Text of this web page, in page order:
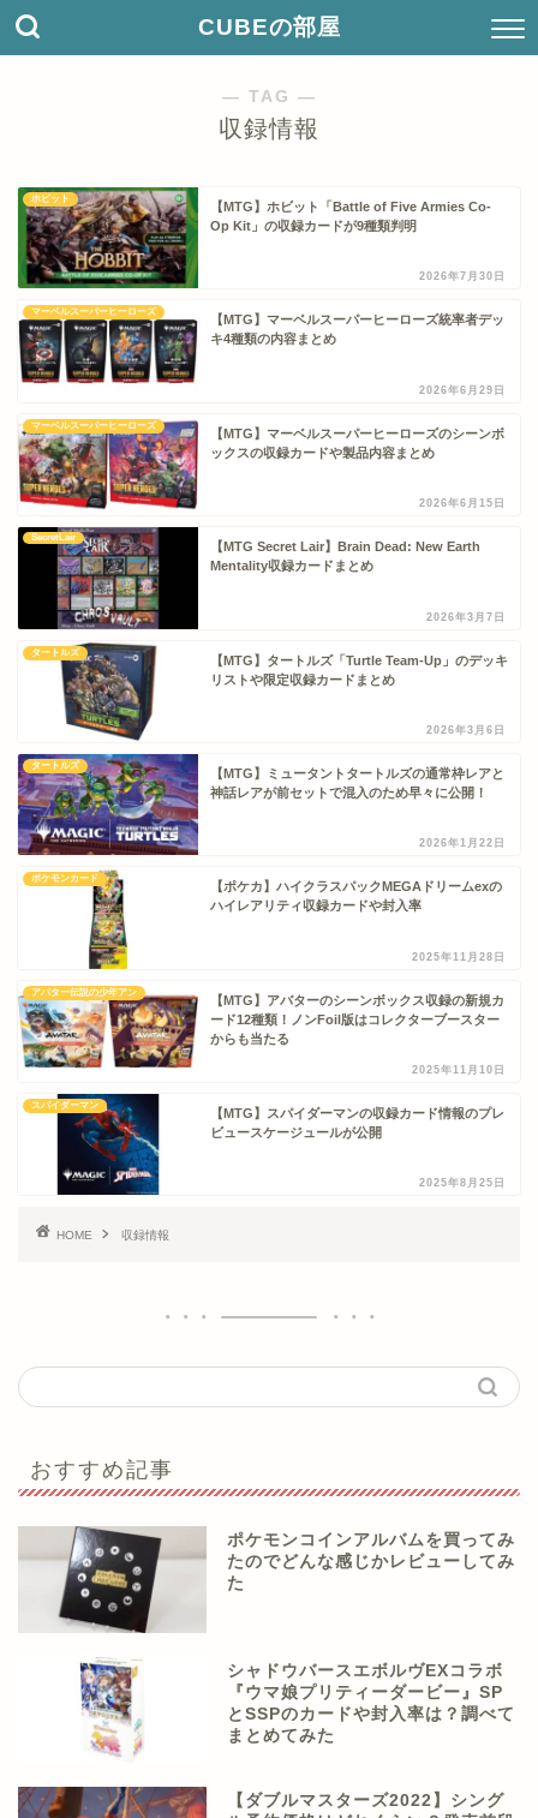
CUBEの部屋
― TAG ―
収録情報
ホビット
【MTG】ホビット「Battle of Five Armies Co-
Op Kit」の収録カードが9種類判明
2026年7月30日
マーベルスーパーヒーローズ
【MTG】マーベルスーパーヒーローズ統率者デッ
キ4種類の内容まとめ
2026年6月29日
マーベルスーパーヒーローズ
【MTG】マーベルスーパーヒーローズのシーンボ
ックスの収録カードや製品内容まとめ
2026年6月15日
SecretLair
【MTG Secret Lair】Brain Dead: New Earth
Mentality収録カードまとめ
2026年3月7日
タートルズ
【MTG】タートルズ「Turtle Team-Up」のデッキ
リストや限定収録カードまとめ
2026年3月6日
タートルズ
【MTG】ミュータントタートルズの通常枠レアと
神話レアが前セットで混入のため早々に公開！
2026年1月22日
ポケモンカード
【ポケカ】ハイクラスパックMEGAドリームexの
ハイレアリティ収録カードや封入率
2025年11月28日
アバター伝説の少年アン
【MTG】アバターのシーンボックス収録の新規カ
ード12種類！ノンFoil版はコレクターブースター
からも当たる
2025年11月10日
スパイダーマン
【MTG】スパイダーマンの収録カード情報のプレ
ビュースケージュールが公開
2025年8月25日
HOME 収録情報
おすすめ記事
ポケモンコインアルバムを買ってみ
たのでどんな感じかレビューしてみ
た
シャドウバースエボルヴEXコラボ
『ウマ娘プリティーダービー』SP
とSSPのカードや封入率は？調べて
まとめてみた
【ダブルマスターズ2022】シング